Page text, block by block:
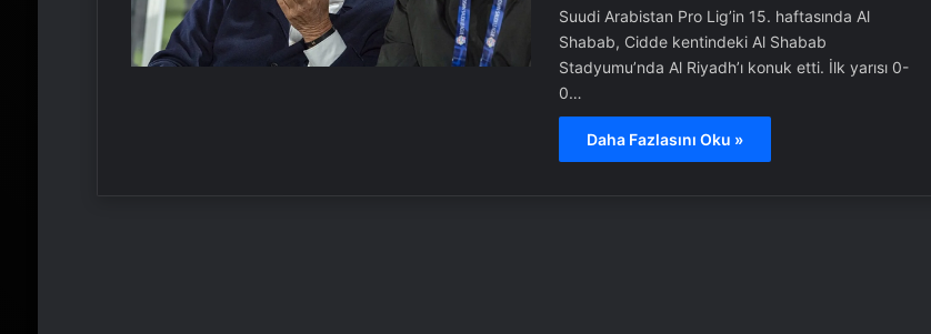
Suudi Arabistan Pro Lig’in 15. haftasında Al
Shabab, Cidde kentindeki Al Shabab
Stadyumu’nda Al Riyadh’ı konuk etti. İlk yarısı 0-
0…
Daha Fazlasını Oku »